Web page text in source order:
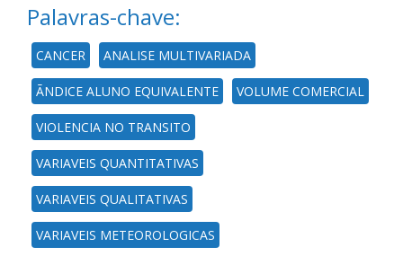
Palavras-chave:
CANCER ANALISE MULTIVARIADA
ÃNDICE ALUNO EQUIVALENTE VOLUME COMERCIAL
VIOLENCIA NO TRANSITO
VARIAVEIS QUANTITATIVAS
VARIAVEIS QUALITATIVAS
VARIAVEIS METEOROLOGICAS